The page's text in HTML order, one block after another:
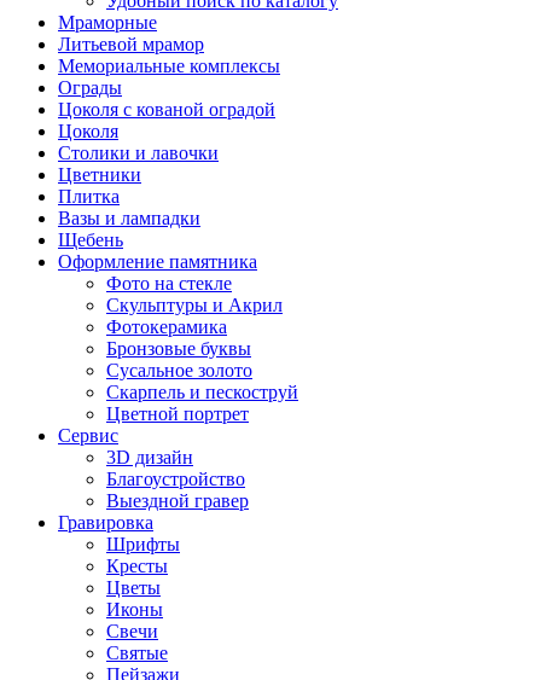
Мраморные
Литьевой мрамор
Мемориальные комплексы
Ограды
Цоколя с кованой оградой
Цоколя
Столики и лавочки
Цветники
Плитка
Вазы и лампадки
Щебень
Оформление памятника
Фото на стекле
Скульптуры и Акрил
Фотокерамика
Бронзовые буквы
Сусальное золото
Скарпель и пескоструй
Цветной портрет
Сервис
3D дизайн
Благоустройство
Выездной гравер
Гравировка
Шрифты
Кресты
Цветы
Иконы
Свечи
Святые
Пейзажи